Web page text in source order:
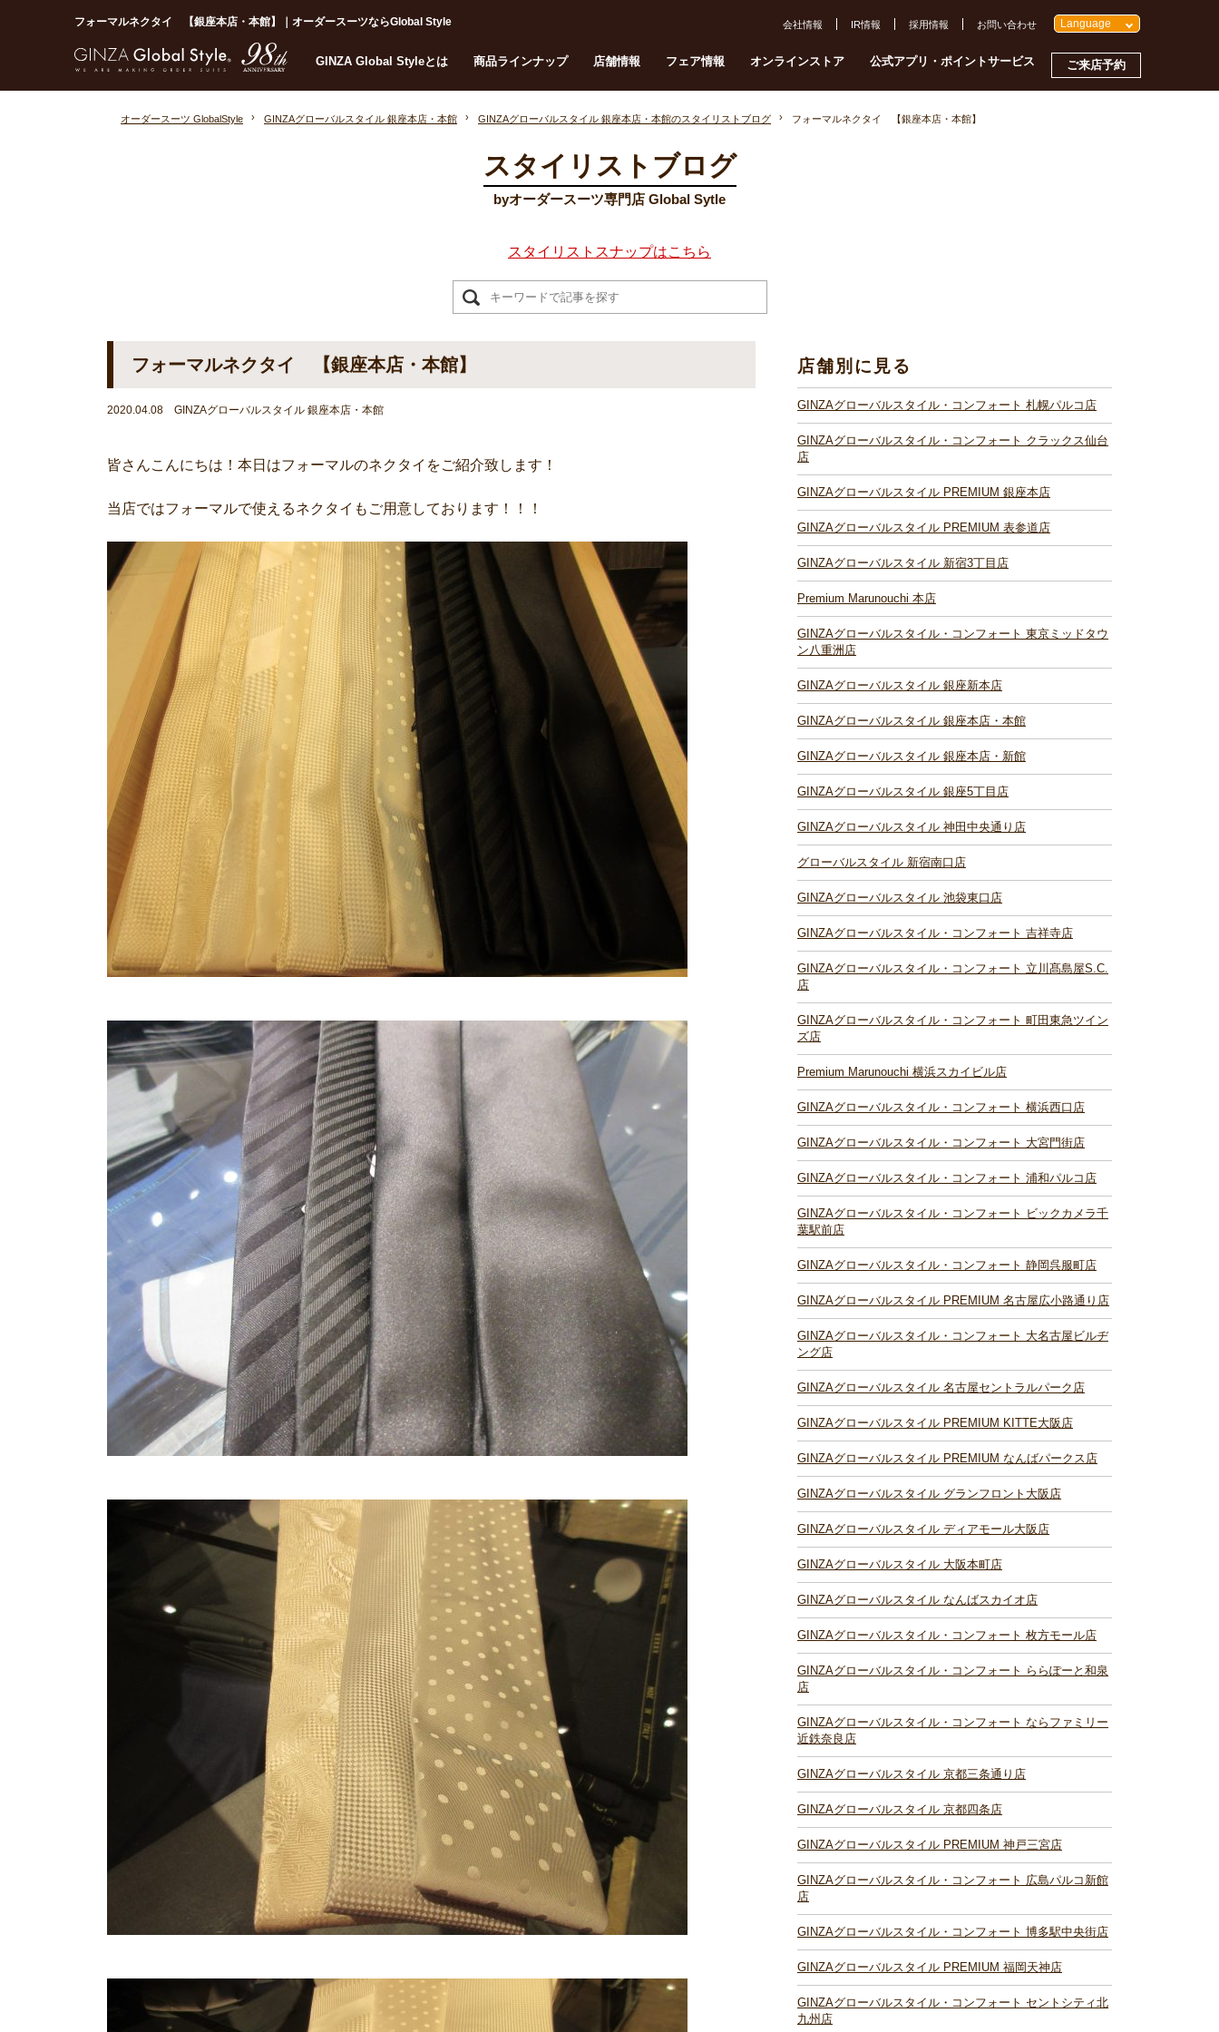
フォーマルネクタイ 【銀座本店・本館】｜オーダースーツならGlobal Style
GINZA Global Styleとは 商品ラインナップ 店舗情報 フェア情報 オンラインストア 公式アプリ・ポイントサービス ご来店予約
会社情報 IR情報 採用情報 お問い合わせ Language
オーダースーツ GlobalStyle GINZAグローバルスタイル 銀座本店・本館 GINZAグローバルスタイル 銀座本店・本館のスタイリストブログ フォーマルネクタイ 【銀座本店・本館】
スタイリストブログ
byオーダースーツ専門店 Global Sytle
スタイリストスナップはこちら
フォーマルネクタイ 【銀座本店・本館】
2020.04.08 GINZAグローバルスタイル 銀座本店・本館
皆さんこんにちは！本日はフォーマルのネクタイをご紹介致します！
当店ではフォーマルで使えるネクタイもご用意しております！！！
店舗別に見る
GINZAグローバルスタイル・コンフォート 札幌パルコ店
GINZAグローバルスタイル・コンフォート クラックス仙台
店
GINZAグローバルスタイル PREMIUM 銀座本店
GINZAグローバルスタイル PREMIUM 表参道店
GINZAグローバルスタイル 新宿3丁目店
Premium Marunouchi 本店
GINZAグローバルスタイル・コンフォート 東京ミッドタウ
ン八重洲店
GINZAグローバルスタイル 銀座新本店
GINZAグローバルスタイル 銀座本店・本館
GINZAグローバルスタイル 銀座本店・新館
GINZAグローバルスタイル 銀座5丁目店
GINZAグローバルスタイル 神田中央通り店
グローバルスタイル 新宿南口店
GINZAグローバルスタイル 池袋東口店
GINZAグローバルスタイル・コンフォート 吉祥寺店
GINZAグローバルスタイル・コンフォート 立川髙島屋S.C.
店
GINZAグローバルスタイル・コンフォート 町田東急ツイン
ズ店
Premium Marunouchi 横浜スカイビル店
GINZAグローバルスタイル・コンフォート 横浜西口店
GINZAグローバルスタイル・コンフォート 大宮門街店
GINZAグローバルスタイル・コンフォート 浦和パルコ店
GINZAグローバルスタイル・コンフォート ビックカメラ千
葉駅前店
GINZAグローバルスタイル・コンフォート 静岡呉服町店
GINZAグローバルスタイル PREMIUM 名古屋広小路通り店
GINZAグローバルスタイル・コンフォート 大名古屋ビルヂ
ング店
GINZAグローバルスタイル 名古屋セントラルパーク店
GINZAグローバルスタイル PREMIUM KITTE大阪店
GINZAグローバルスタイル PREMIUM なんばパークス店
GINZAグローバルスタイル グランフロント大阪店
GINZAグローバルスタイル ディアモール大阪店
GINZAグローバルスタイル 大阪本町店
GINZAグローバルスタイル なんばスカイオ店
GINZAグローバルスタイル・コンフォート 枚方モール店
GINZAグローバルスタイル・コンフォート ららぽーと和泉
店
GINZAグローバルスタイル・コンフォート ならファミリー
近鉄奈良店
GINZAグローバルスタイル 京都三条通り店
GINZAグローバルスタイル 京都四条店
GINZAグローバルスタイル PREMIUM 神戸三宮店
GINZAグローバルスタイル・コンフォート 広島パルコ新館
店
GINZAグローバルスタイル・コンフォート 博多駅中央街店
GINZAグローバルスタイル PREMIUM 福岡天神店
GINZAグローバルスタイル・コンフォート セントシティ北
九州店